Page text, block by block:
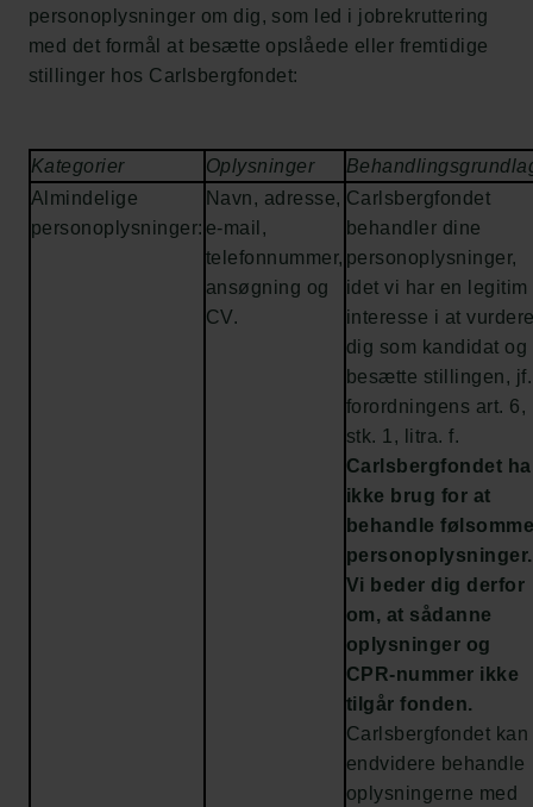
personoplysninger om dig, som led i jobrekruttering
med det formål at besætte opslåede eller fremtidige
stillinger hos Carlsbergfondet:
Kategorier Oplysninger
Almindelige
personoplysninger:
Navn, adresse,
e-mail,
telefonnummer,
ansøgning og
CV.
Carlsbergfondet
behandler dine
personoplysninger,
idet vi har en legitim
interesse i at
dig som kandidat og
besætte stillingen, jf.
forordningens art. 6,
stk. 1, litra. f.
Carlsbergfondet
ikke brug for at
behandle
personoplysninger.
Vi beder dig derfor
om, at sådanne
oplysninger og
CPR-nummer ikke
tilgår fonden.
Carlsbergfondet kan
endvidere behandle
oplysningerne med